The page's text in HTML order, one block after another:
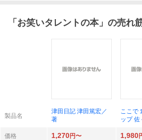
「 お笑いタレントの本」の売れ
製品名
津田日記 津田篤宏／
著
ここで
ップ
価格 1,270円〜 1,980